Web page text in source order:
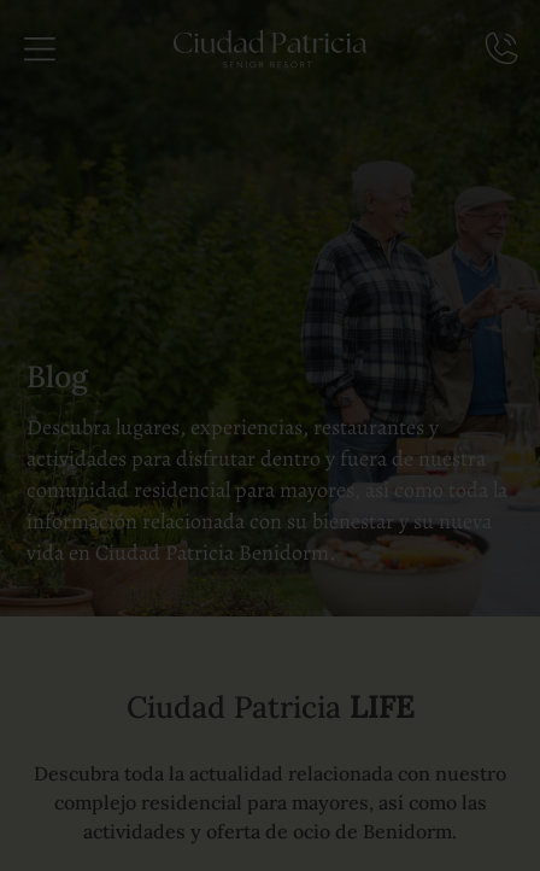
Blog
Descubra lugares, experiencias, restaurantes y
actividades para disfrutar dentro y fuera de nuestra
comunidad residencial para mayores, así como toda la
información relacionada con su bienestar y su nueva
vida en Ciudad Patricia Benidorm.
Ciudad Patricia LIFE
Descubra toda la actualidad relacionada con nuestro
complejo residencial para mayores, así como las
actividades y oferta de ocio de Benidorm.